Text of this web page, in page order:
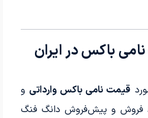
باکس در ایران
قیمت نامی باکس وارداتی و
فروش و پیش‌فروش دانگ فنگ